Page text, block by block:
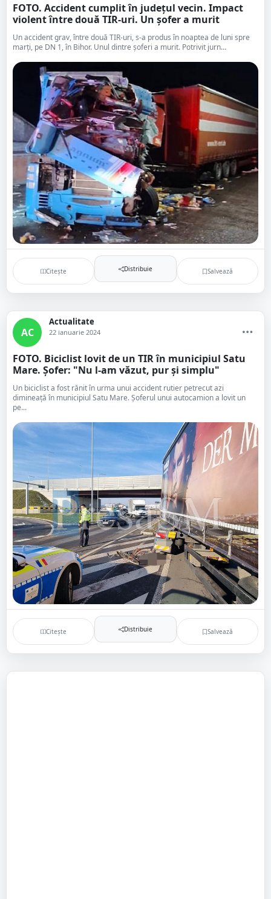
FOTO. Accident cumplit în județul vecin. Impact
violent între două TIR-uri. Un șofer a murit
Un accident grav, între două TIR-uri, s-a produs în noaptea de luni spre
marți, pe DN 1, în Bihor. Unul dintre șoferi a murit. Potrivit jurn...
Citește Distribuie Salvează
AC
Actualitate
22 ianuarie 2024
FOTO. Biciclist lovit de un TIR în municipiul Satu
Mare. Șofer: "Nu l-am văzut, pur și simplu"
Un biciclist a fost rănit în urma unui accident rutier petrecut azi
dimineață în municipiul Satu Mare. Șoferul unui autocamion a lovit un
pe...
Citește Distribuie Salvează